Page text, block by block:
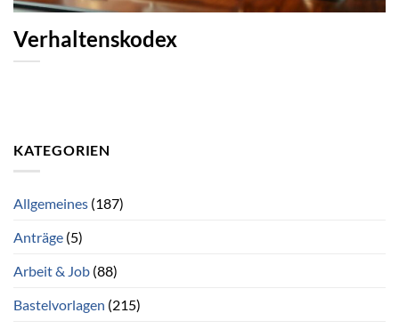
Verhaltenskodex
KATEGORIEN
Allgemeines (187)
Anträge (5)
Arbeit & Job (88)
Bastelvorlagen (215)